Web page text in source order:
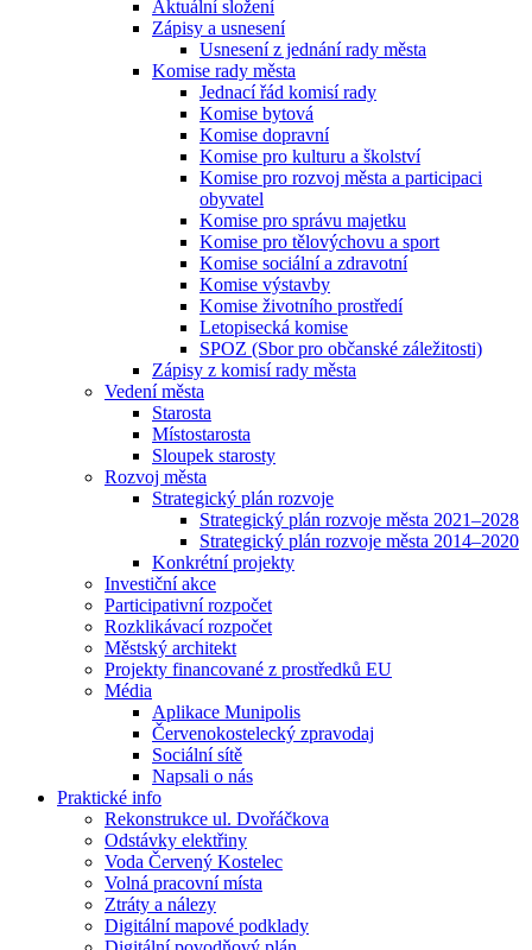
Aktuální složení
Zápisy a usnesení
Usnesení z jednání rady města
Komise rady města
Jednací řád komisí rady
Komise bytová
Komise dopravní
Komise pro kulturu a školství
Komise pro rozvoj města a participaci
obyvatel
Komise pro správu majetku
Komise pro tělovýchovu a sport
Komise sociální a zdravotní
Komise výstavby
Komise životního prostředí
Letopisecká komise
SPOZ (Sbor pro občanské záležitosti)
Zápisy z komisí rady města
Vedení města
Starosta
Místostarosta
Sloupek starosty
Rozvoj města
Strategický plán rozvoje
Strategický plán rozvoje města 2021–2028
Strategický plán rozvoje města 2014–2020
Konkrétní projekty
Investiční akce
Participativní rozpočet
Rozklikávací rozpočet
Městský architekt
Projekty financované z prostředků EU
Média
Aplikace Munipolis
Červenokostelecký zpravodaj
Sociální sítě
Napsali o nás
Praktické info
Rekonstrukce ul. Dvořáčkova
Odstávky elektřiny
Voda Červený Kostelec
Volná pracovní místa
Ztráty a nálezy
Digitální mapové podklady